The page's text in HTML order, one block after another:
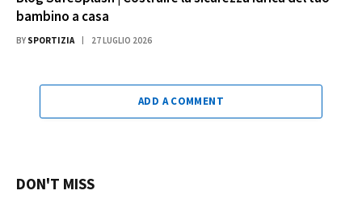
bambino a casa
BY SPORTIZIA 27 LUGLIO 2026
ADD A COMMENT
DON'T MISS